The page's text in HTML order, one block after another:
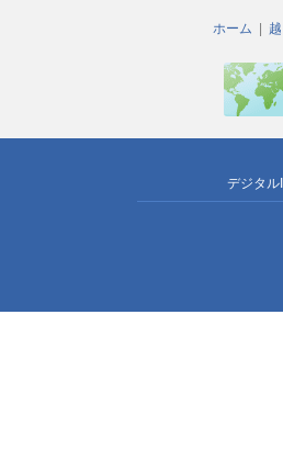
ホーム
デジタル